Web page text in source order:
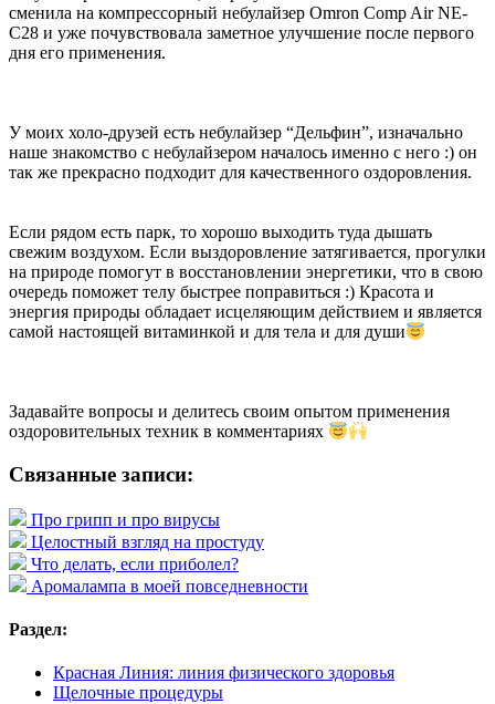
сменила на компрессорный небулайзер Omron Comp Air NE-
C28 и уже почувствовала заметное улучшение после первого
дня его применения.
У моих холо-друзей есть небулайзер “Дельфин”, изначально
наше знакомство с небулайзером началось именно с него :) он
так же прекрасно подходит для качественного оздоровления.
Если рядом есть парк, то хорошо выходить туда дышать
свежим воздухом. Если выздоровление затягивается, прогулки
на природе помогут в восстановлении энергетики, что в свою
очередь поможет телу быстрее поправиться :) Красота и
энергия природы обладает исцеляющим действием и является
самой настоящей витаминкой и для тела и для души
Задавайте вопросы и делитесь своим опытом применения
оздоровительных техник в комментариях
Связанные записи:
Про грипп и про вирусы
Целостный взгляд на простуду
Что делать, если приболел?
Аромалампа в моей повседневности
Раздел:
Красная Линия: линия физического здоровья
Щелочные процедуры